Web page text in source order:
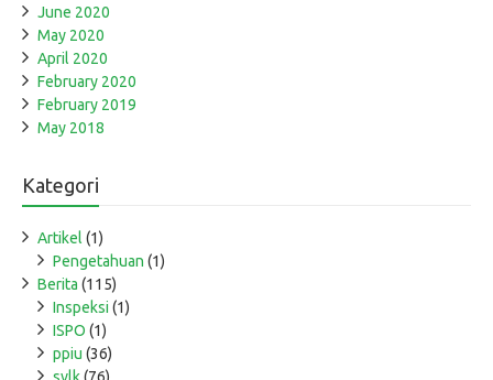
June 2020
May 2020
April 2020
February 2020
February 2019
May 2018
Kategori
Artikel (1)
Pengetahuan (1)
Berita (115)
Inspeksi (1)
ISPO (1)
ppiu (36)